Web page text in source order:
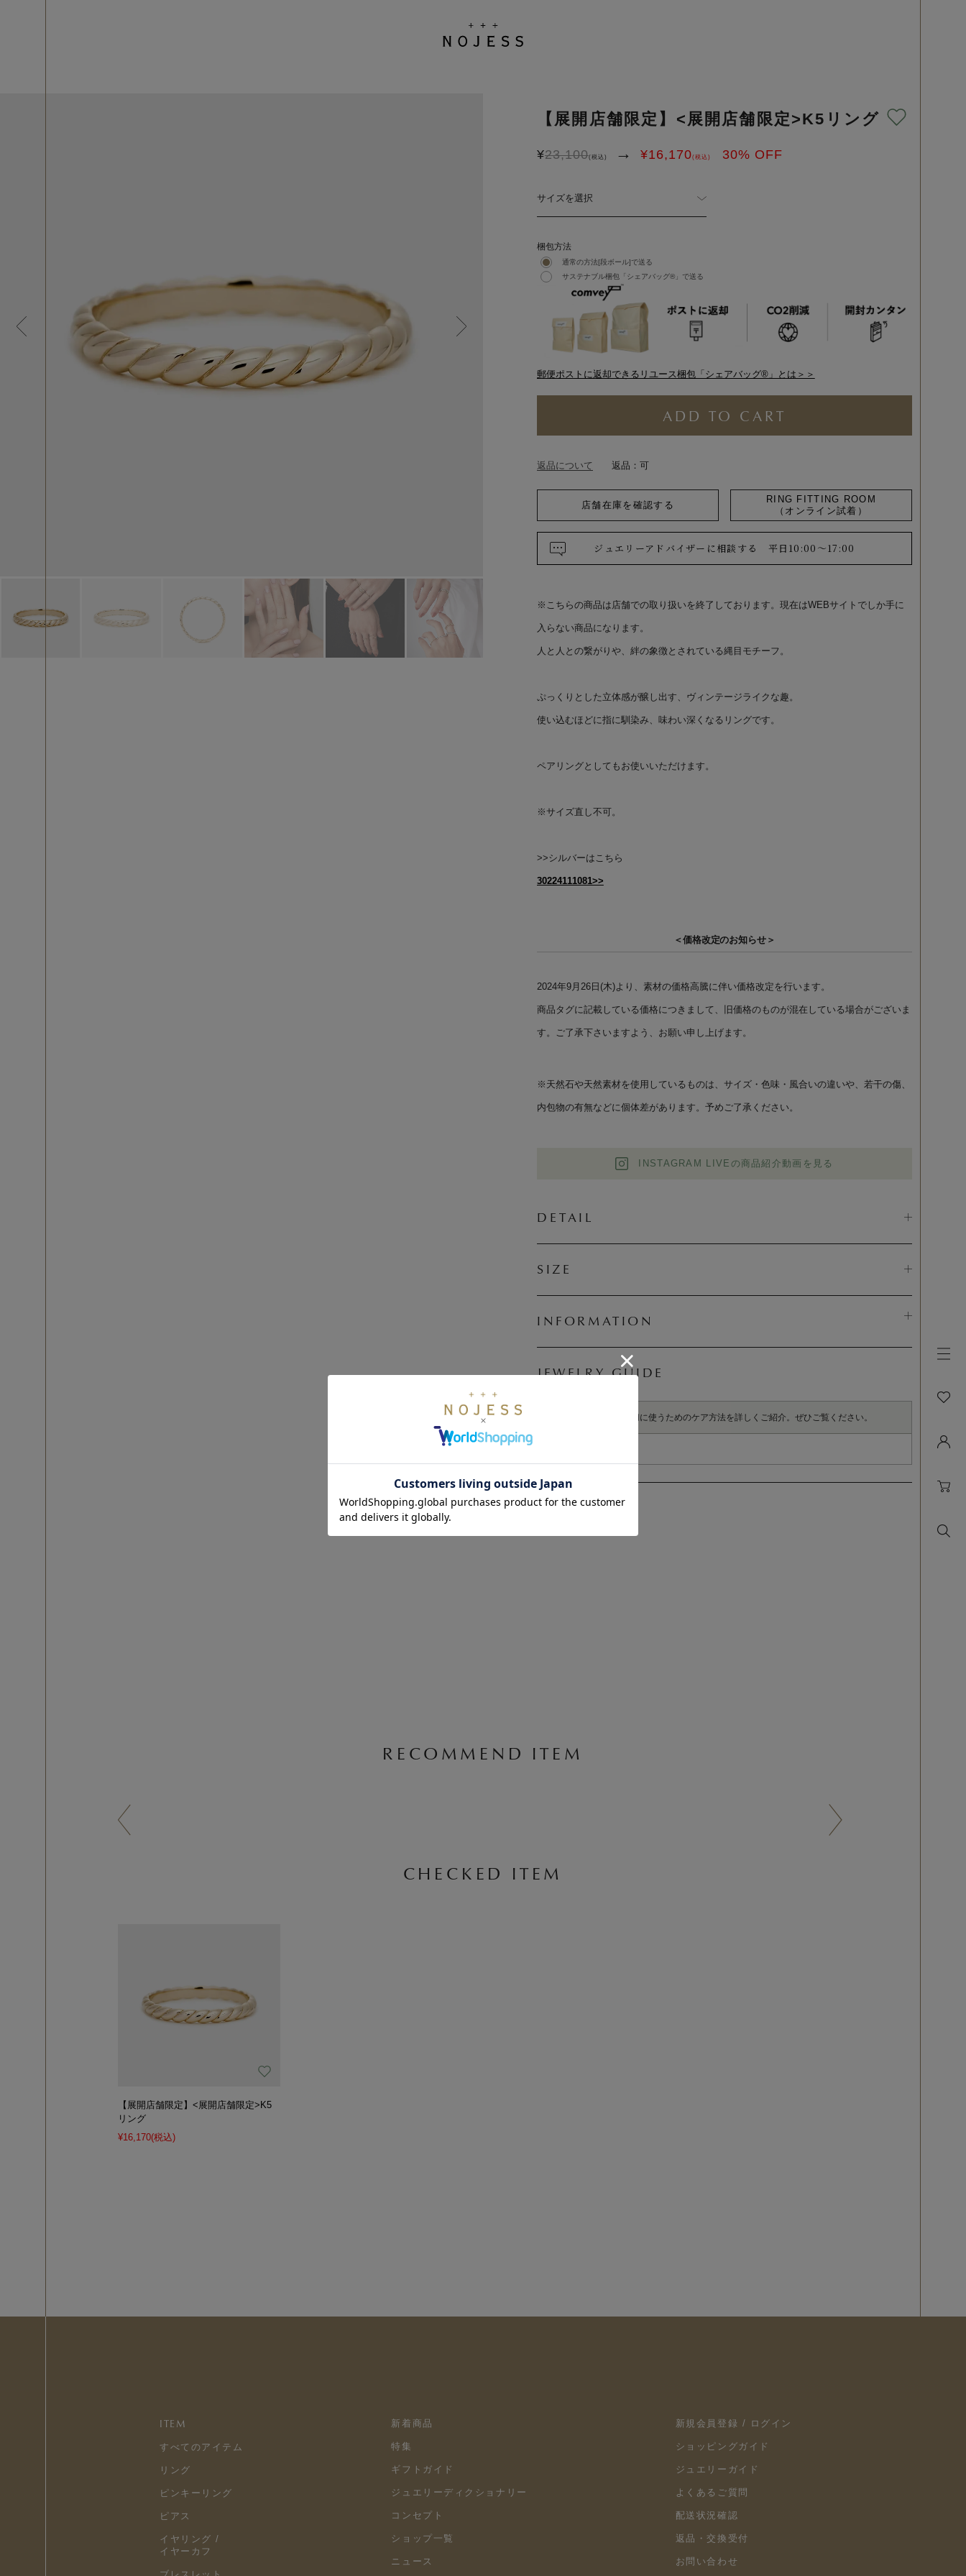
【展開店舗限定】<展開店舗限定>K5リング
¥23,100(税込) → ¥16,170(税込) 30% OFF
サイズを選択
梱包方法
通常の方法[段ボール]で送る
サステナブル梱包「シェアバッグ®︎」で送る
郵便ポストに返却できるリユース梱包「シェアバッグ®︎」とは＞＞
ADD TO CART
返品について 返品：可
店舗在庫を確認する
RING FITTING ROOM
（オンライン試着）
ジュエリーアドバイザーに相談する 平日10:00～17:00
※こちらの商品は店舗での取り扱いを終了しております。現在はWEBサイトでしか手に
入らない商品になります。
人と人との繋がりや、絆の象徴とされている縄目モチーフ。
ぷっくりとした立体感が醸し出す、ヴィンテージライクな趣。
使い込むほどに指に馴染み、味わい深くなるリングです。
ペアリングとしてもお使いいただけます。
※サイズ直し不可。
>>シルバーはこちら
30224111081>>
＜価格改定のお知らせ＞
2024年9月26日(木)より、素材の価格高騰に伴い価格改定を行います。
商品タグに記載している価格につきまして、旧価格のものが混在している場合がございま
す。ご了承下さいますよう、お願い申し上げます。
※天然石や天然素材を使用しているものは、サイズ・色味・風合いの違いや、若干の傷、
内包物の有無などに個体差があります。予めご了承ください。
INSTAGRAM LIVEの商品紹介動画を見る
DETAIL
SIZE
INFORMATION
JEWELRY GUIDE
天然石の魅力と長く大切に使うためのケア方法を詳しくご紹介。ぜひご覧ください。
RECOMMEND ITEM
CHECKED ITEM
【展開店舗限定】<展開店舗限定>K5
リング
¥16,170(税込)
ITEM
すべてのアイテム
リング
ピンキーリング
ピアス
イヤリング /
イヤーカフ
新着商品
特集
ギフトガイド
ジュエリーディクショナリー
コンセプト
ショップ一覧
ニュース
新規会員登録 / ログイン
ショッピングガイド
ジュエリーガイド
よくあるご質問
配送状況確認
返品・交換受付
お問い合わせ